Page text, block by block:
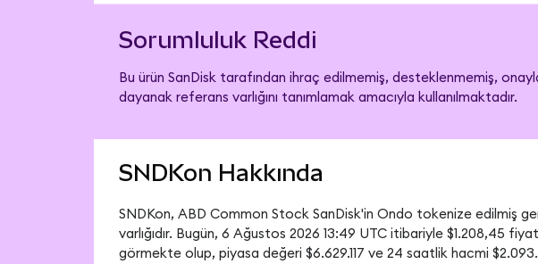
Sorumluluk Reddi
Bu ürün SanDisk tarafından ihraç edilmemiş, desteklenmemiş,
dayanak referans varlığını tanımlamak amacıyla kullanılmaktadır.
SNDKon Hakkında
SNDKon, ABD Common Stock SanDisk'in Ondo tokenize edilmiş
varlığıdır. Bugün, 6 Ağustos 2026 13:49 UTC itibariyle $1.208,45
görmekte olup, piyasa değeri $6.629.117 ve 24 saatlik hacmi